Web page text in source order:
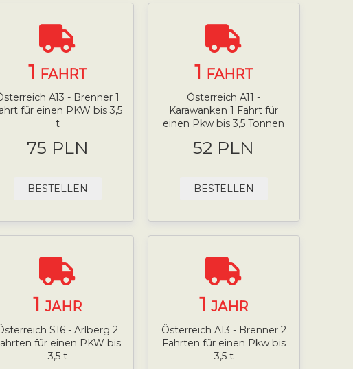
1 FAHRT
A13 - Brenner 1
für einen PKW bis 3,5
t
75 PLN
BESTELLEN
1 FAHRT
Österreich A11 -
Karawanken 1 Fahrt für
einen Pkw bis 3,5 Tonnen
52 PLN
BESTELLEN
1JAHR
S16 - Arlberg 2
für einen PKW bis
3,5 t
1JAHR
Österreich A13 - Brenner 2
Fahrten für einen Pkw bis
3,5 t